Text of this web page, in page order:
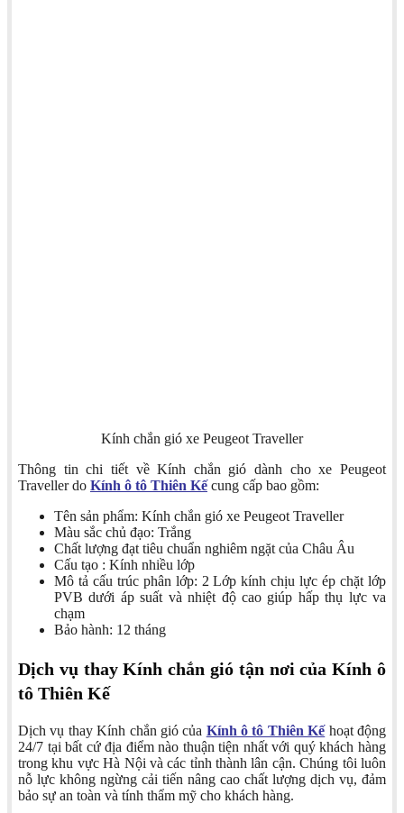
Kính chắn gió xe Peugeot Traveller
Thông tin chi tiết về Kính chắn gió dành cho xe Peugeot
Traveller do Kính ô tô Thiên Kếcung cấp bao gồm:
Tên sản phẩm: Kính chắn gió xe Peugeot Traveller
Màu sắc chủ đạo: Trắng
Chất lượng đạt tiêu chuẩn nghiêm ngặt của Châu Âu
Cấu tạo : Kính nhiều lớp
Mô tả cấu trúc phân lớp: 2 Lớp kính chịu lực ép chặt lớp
PVB dưới áp suất và nhiệt độ cao giúp hấp thụ lực va
chạm
Bảo hành: 12 tháng
Dịch vụ thay Kính chắn gió tận nơi của Kính ô
tô Thiên Kế
Dịch vụ thay Kính chắn gió của Kính ô tô Thiên Kếhoạt động
24/7 tại bất cứ địa điểm nào thuận tiện nhất với quý khách hàng
trong khu vực Hà Nội và các tỉnh thành lân cận. Chúng tôi luôn
nỗ lực không ngừng cải tiến nâng cao chất lượng dịch vụ, đảm
bảo sự an toàn và tính thẩm mỹ cho khách hàng.